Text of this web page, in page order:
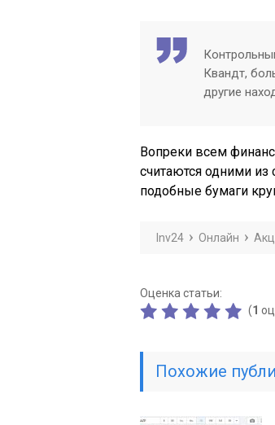
Квандт,
другие
Вопреки всем
считаются одними
подобные бумаги
Inv24 Онлайн
Оценка статьи:
(1
Похожие